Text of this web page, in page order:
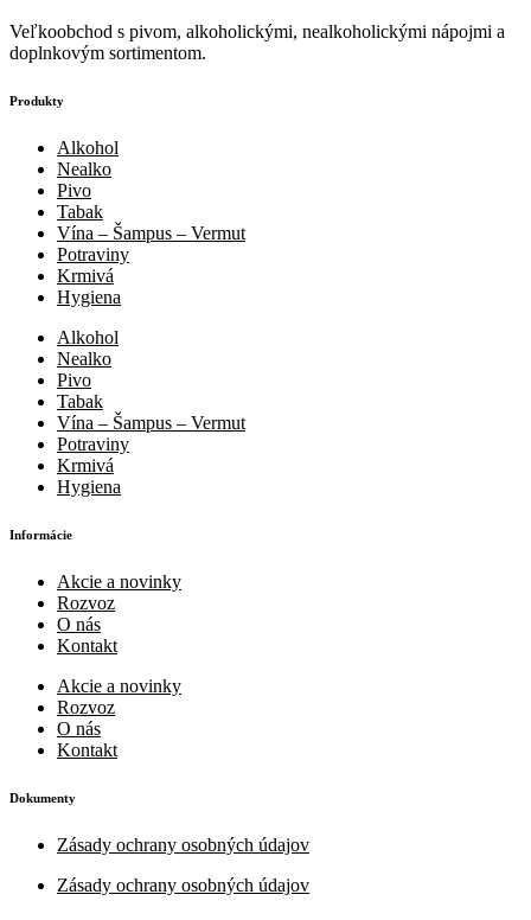
Veľkoobchod s pivom, alkoholickými, nealkoholickými nápojmi a
doplnkovým sortimentom.
Produkty
Alkohol
Nealko
Pivo
Tabak
Vína – Šampus – Vermut
Potraviny
Krmivá
Hygiena
Alkohol
Nealko
Pivo
Tabak
Vína – Šampus – Vermut
Potraviny
Krmivá
Hygiena
Informácie
Akcie a novinky
Rozvoz
O nás
Kontakt
Akcie a novinky
Rozvoz
O nás
Kontakt
Dokumenty
Zásady ochrany osobných údajov
Zásady ochrany osobných údajov